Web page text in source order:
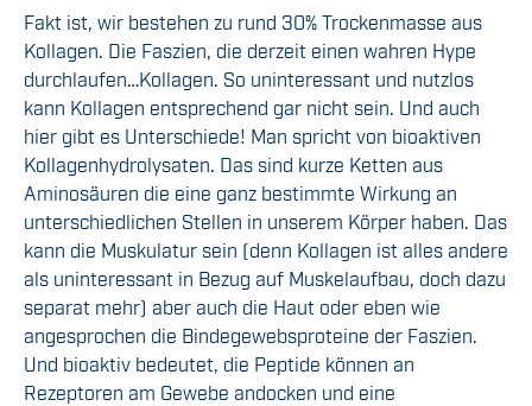
Fakt ist, wir bestehen zu rund 30% Trockenmasse aus
Kollagen. Die Faszien, die derzeit einen wahren Hype
durchlaufen…Kollagen. So uninteressant und nutzlos
kann Kollagen entsprechend gar nicht sein. Und auch
hier gibt es Unterschiede! Man spricht von bioaktiven
Kollagenhydrolysaten. Das sind kurze Ketten aus
Aminosäuren die eine ganz bestimmte Wirkung an
unterschiedlichen Stellen in unserem Körper haben. Das
kann die Muskulatur sein (denn Kollagen ist alles andere
als uninteressant in Bezug auf Muskelaufbau, doch dazu
separat mehr) aber auch die Haut oder eben wie
angesprochen die Bindegewebsproteine der Faszien.
Und bioaktiv bedeutet, die Peptide können an
Rezeptoren am Gewebe andocken und eine